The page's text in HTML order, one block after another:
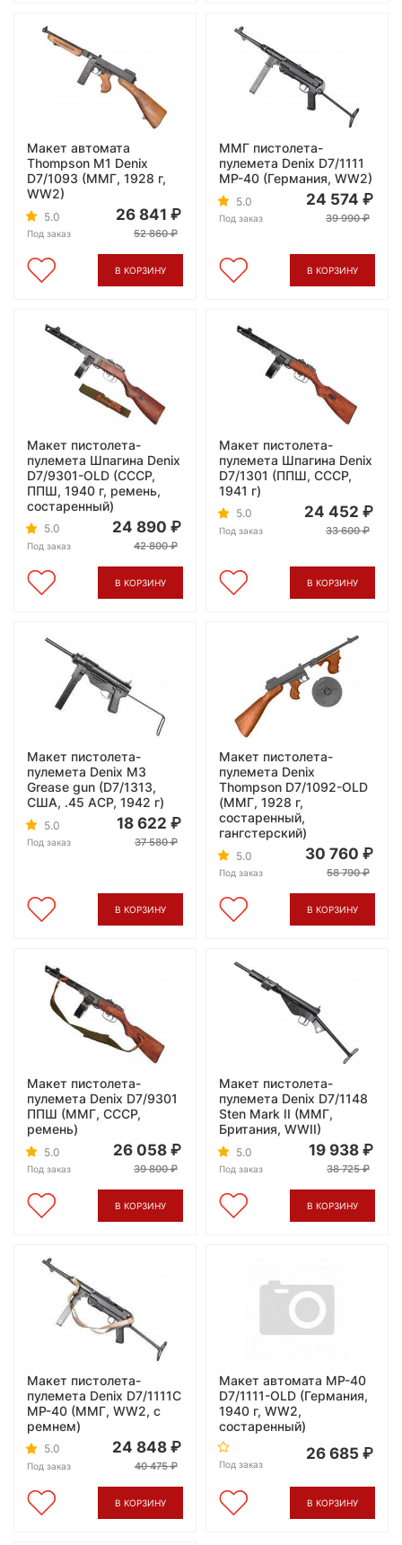
Макет автомата
Thompson M1 Denix
D7/1093 (ММГ, 1928 г,
WW2)
5.0
Под заказ
26 841
52 860
В КОРЗИНУ
ММГ пистолета-
пулемета Denix D7/1111
MP-40 (Германия, WW2)
5.0
Под заказ
24 574
39 990
В КОРЗИНУ
Макет пистолета-
пулемета Шпагина Denix
D7/9301-OLD (СССР,
ППШ, 1940 г, ремень,
состаренный)
5.0
Под заказ
24 890
42 800
В КОРЗИНУ
Макет пистолета-
пулемета Шпагина Denix
D7/1301 (ППШ, СССР,
1941 г)
5.0
Под заказ
24 452
33 600
В КОРЗИНУ
Макет пистолета-
пулемета Denix М3
Grease gun (D7/1313,
США, .45 ACP, 1942 г)
5.0
Под заказ
18 622
37 580
В КОРЗИНУ
Макет пистолета-
пулемета Denix
Thompson D7/1092-OLD
(ММГ, 1928 г,
состаренный,
гангстерский)
5.0
Под заказ
30 760
58 790
В КОРЗИНУ
Макет пистолета-
пулемета Denix D7/9301
ППШ (ММГ, СССР,
ремень)
5.0
Под заказ
26 058
39 800
В КОРЗИНУ
Макет пистолета-
пулемета Denix D7/1148
Sten Mark II (ММГ,
Британия, WWII)
5.0
Под заказ
19 938
38 725
В КОРЗИНУ
Макет пистолета-
пулемета Denix D7/1111C
MP-40 (ММГ, WW2, с
ремнем)
5.0
Под заказ
24 848
40 475
В КОРЗИНУ
Макет автомата MP-40
D7/1111-OLD (Германия,
1940 г, WW2,
состаренный)
Под заказ
26 685
В КОРЗИНУ